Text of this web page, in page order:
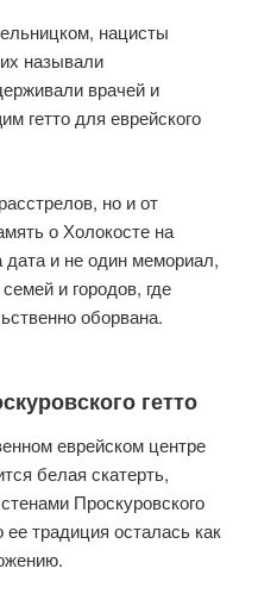
нацисты
называли
врачей и
гетто для еврейского
но и от
о Холокосте на
и не один мемориал,
и городов, где
оборвана.
гетто
еврейском центре
белая скатерть,
Проскуровского
ее традиция осталась как